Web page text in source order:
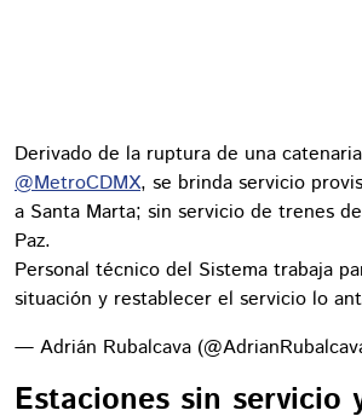
Derivado de la ruptura de una
@MetroCDMX, se brinda servicio
a Santa Marta; sin servicio de trenes
Paz.
Personal técnico del Sistema trabaja
situación y restablecer el servicio lo
— Adrián Rubalcava
Estaciones sin servicio